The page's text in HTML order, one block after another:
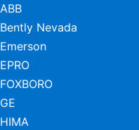
ABB
Bently Nevada
Emerson
EPRO
FOXBORO
GE
HIMA